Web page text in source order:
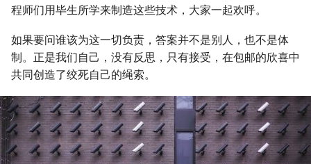
程师们用毕生所学来制造这些技术，大家一起欢呼。
如果要问谁该为这一切负责，答案并不是别人，也不是体
制。正是我们自己，没有反思，只有接受，在包邮的欣喜中
共同创造了绞死自己的绳索。